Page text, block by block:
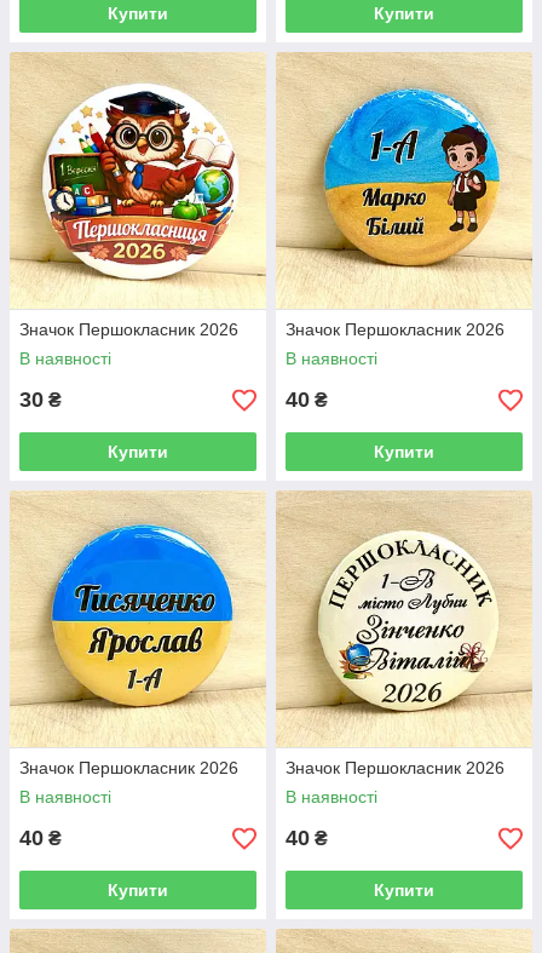
Купити Купити
Значок Першокласник 2026
В наявності
30 ₴
Купити
Значок Першокласник 2026
В наявності
40 ₴
Купити
Значок Першокласник 2026
В наявності
40 ₴
Купити
Значок Першокласник 2026
В наявності
40 ₴
Купити